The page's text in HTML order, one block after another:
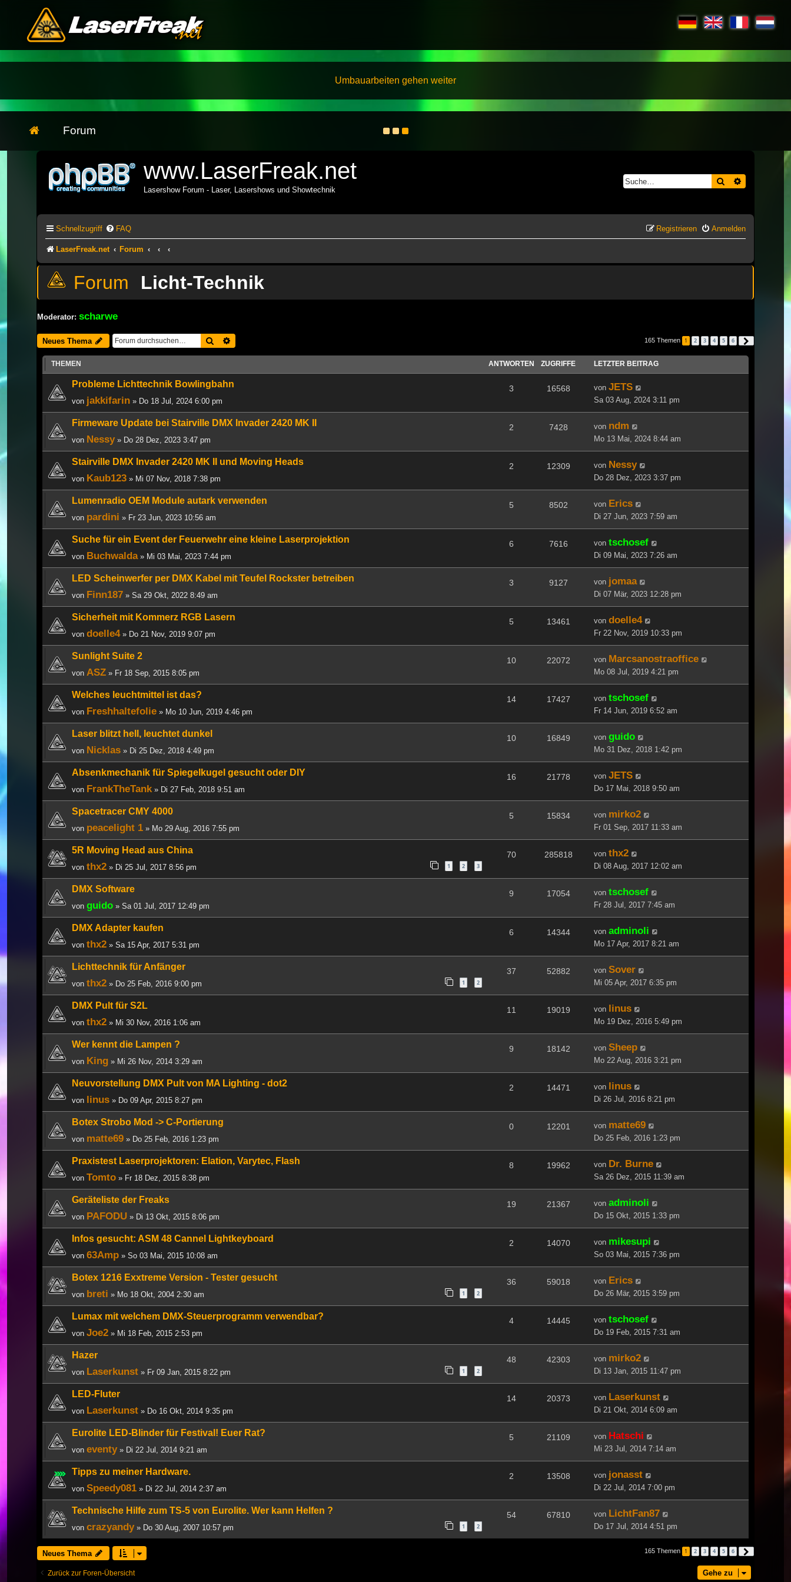
Umbauarbeiten gehen weiter
Forum
www.LaserFreak.net
Lasershow Forum - Laser, Lasershows und Showtechnik
Suche
Schnellzugriff FAQ Anmelden
Registrieren
LaserFreak.net Forum
Licht-Technik
Moderator: scharwe
Neues Thema Suche 165 Themen 1 2 3 4 5 6
THEMEN ANTWORTEN ZUGRIFFE LETZTER BEITRAG
Probleme Lichttechnik Bowlingbahn
von jakkifarin » Do 18 Jul, 2024 6:00 pm
3 16568 von JETS
Sa 03 Aug, 2024 3:11 pm
Firmeware Update bei Stairville DMX Invader 2420 MK II
von Nessy» Do 28 Dez, 2023 3:47 pm
2 7428 von ndm
Mo 13 Mai, 2024 8:44 am
Stairville DMX Invader 2420 MK II und Moving Heads
von Kaub123 » Mi 07 Nov, 2018 7:38 pm
2 12309 von Nessy
Do 28 Dez, 2023 3:37 pm
Lumenradio OEM Module autark verwenden
von pardini » Fr 23 Jun, 2023 10:56 am
5 8502 von Erics
Di 27 Jun, 2023 7:59 am
Suche für ein Event der Feuerwehr eine kleine Laserprojektion
von Buchwalda» Mi 03 Mai, 2023 7:44 pm
6 7616 von tschosef
Di 09 Mai, 2023 7:26 am
LED Scheinwerfer per DMX Kabel mit Teufel Rockster betreiben
von Finn187 » Sa 29 Okt, 2022 8:49 am
3 9127 von jomaa
Di 07 Mär, 2023 12:28 pm
Sicherheit mit Kommerz RGB Lasern
von doelle4» Do 21 Nov, 2019 9:07 pm
5 13461 von doelle4
Fr 22 Nov, 2019 10:33 pm
Sunlight Suite 2
von ASZ » Fr 18 Sep, 2015 8:05 pm
10 22072 von Marcsanostraoffice
Mo 08 Jul, 2019 4:21 pm
Welches leuchtmittel ist das?
von Freshhaltefolie » Mo 10 Jun, 2019 4:46 pm
14 17427 von tschosef
Fr 14 Jun, 2019 6:52 am
Laser blitzt hell, leuchtet dunkel
von Nicklas » Di 25 Dez, 2018 4:49 pm
10 16849 von guido
Mo 31 Dez, 2018 1:42 pm
Absenkmechanik für Spiegelkugel gesucht oder DIY
von FrankTheTank » Di 27 Feb, 2018 9:51 am
16 21778 von JETS
Do 17 Mai, 2018 9:50 am
Spacetracer CMY 4000
von peacelight 1 » Mo 29 Aug, 2016 7:55 pm
5 15834 von mirko2
Fr 01 Sep, 2017 11:33 am
5R Moving Head aus China
von thx2 » Di 25 Jul, 2017 8:56 pm 1 2 3
70 285818 von thx2
Di 08 Aug, 2017 12:02 am
DMX Software
von guido » Sa 01 Jul, 2017 12:49 pm
9 17054 von tschosef
Fr 28 Jul, 2017 7:45 am
DMX Adapter kaufen
von thx2 » Sa 15 Apr, 2017 5:31 pm
6 14344 von adminoli
Mo 17 Apr, 2017 8:21 am
Lichttechnik für Anfänger
von thx2 » Do 25 Feb, 2016 9:00 pm 1 2
37 52882 von Sover
Mi 05 Apr, 2017 6:35 pm
DMX Pult für S2L
von thx2 » Mi 30 Nov, 2016 1:06 am
11 19019 von linus
Mo 19 Dez, 2016 5:49 pm
Wer kennt die Lampen ?
von King » Mi 26 Nov, 2014 3:29 am
9 18142 von Sheep
Mo 22 Aug, 2016 3:21 pm
Neuvorstellung DMX Pult von MA Lighting - dot2
von linus » Do 09 Apr, 2015 8:27 pm
2 14471 von linus
Di 26 Jul, 2016 8:21 pm
Botex Strobo Mod -> C-Portierung
von matte69 » Do 25 Feb, 2016 1:23 pm
0 12201 von matte69
Do 25 Feb, 2016 1:23 pm
Praxistest Laserprojektoren: Elation, Varytec, Flash
von Tomto » Fr 18 Dez, 2015 8:38 pm
8 19962 von Dr. Burne
Sa 26 Dez, 2015 11:39 am
Geräteliste der Freaks
von PAFODU » Di 13 Okt, 2015 8:06 pm
19 21367 von adminoli
Do 15 Okt, 2015 1:33 pm
Infos gesucht: ASM 48 Cannel Lightkeyboard
von 63Amp » So 03 Mai, 2015 10:08 am
2 14070 von mikesupi
So 03 Mai, 2015 7:36 pm
Botex 1216 Exxtreme Version - Tester gesucht
von breti » Mo 18 Okt, 2004 2:30 am 1 2
36 59018 von Erics
Do 26 Mär, 2015 3:59 pm
Lumax mit welchem DMX-Steuerprogramm verwendbar?
von Joe2 » Mi 18 Feb, 2015 2:53 pm
4 14445 von tschosef
Do 19 Feb, 2015 7:31 am
Hazer
von Laserkunst » Fr 09 Jan, 2015 8:22 pm 1 2
48 42303 von mirko2
Di 13 Jan, 2015 11:47 pm
LED-Fluter
von Laserkunst » Do 16 Okt, 2014 9:35 pm
14 20373 von Laserkunst
Di 21 Okt, 2014 6:09 am
Eurolite LED-Blinder für Festival! Euer Rat?
von eventy» Di 22 Jul, 2014 9:21 am
5 21109 von Hatschi
Mi 23 Jul, 2014 7:14 am
Tipps zu meiner Hardware.
von Speedy081 » Di 22 Jul, 2014 2:37 am
2 13508 von jonasst
Di 22 Jul, 2014 7:00 pm
Technische Hilfe zum TS-5 von Eurolite. Wer kann Helfen ?
von crazyandy» Do 30 Aug, 2007 10:57 pm 1 2
54 67810 von LichtFan87
Do 17 Jul, 2014 4:51 pm
Neues Thema 165 Themen 1 2 3 4 5 6
Zurück zur Foren-Übersicht Gehe zu